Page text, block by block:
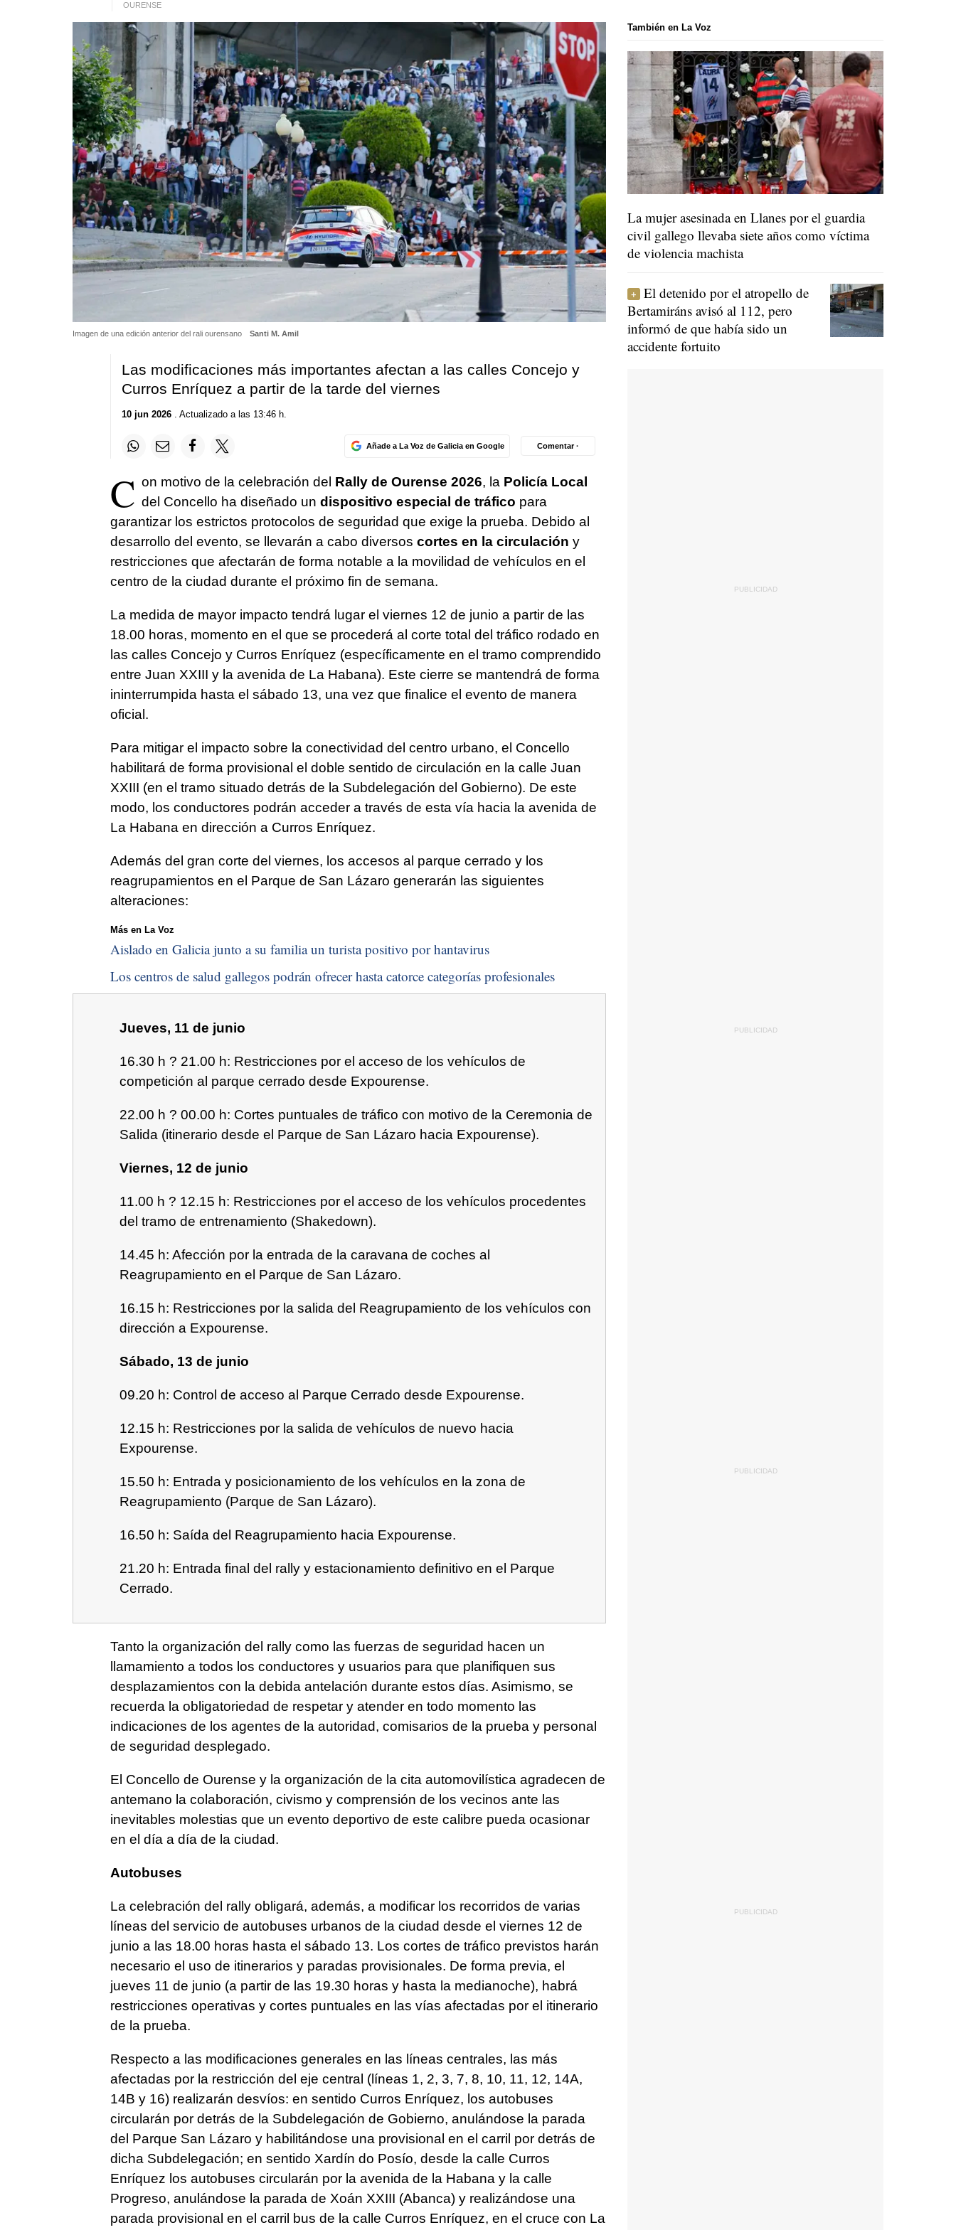
OURENSE
Imagen de una edición anterior del rali ourensano Santi M. Amil
Las modificaciones más importantes afectan a las calles Concejo y
Curros Enríquez a partir de la tarde del viernes
10 jun 2026. Actualizado a las 13:46 h.
Añade a La Voz de Galicia en Google Comentar ·
C on motivo de la celebración del Rally de Ourense 2026, la Policía Local
del Concello ha diseñado un dispositivo especial de tráfico para
garantizar los estrictos protocolos de seguridad que exige la prueba. Debido al
desarrollo del evento, se llevarán a cabo diversos cortes en la circulación y
restricciones que afectarán de forma notable a la movilidad de vehículos en el
centro de la ciudad durante el próximo fin de semana.
La medida de mayor impacto tendrá lugar el viernes 12 de junio a partir de las
18.00 horas, momento en el que se procederá al corte total del tráfico rodado en
las calles Concejo y Curros Enríquez (específicamente en el tramo comprendido
entre Juan XXIII y la avenida de La Habana). Este cierre se mantendrá de forma
ininterrumpida hasta el sábado 13, una vez que finalice el evento de manera
oficial.
Para mitigar el impacto sobre la conectividad del centro urbano, el Concello
habilitará de forma provisional el doble sentido de circulación en la calle Juan
XXIII (en el tramo situado detrás de la Subdelegación del Gobierno). De este
modo, los conductores podrán acceder a través de esta vía hacia la avenida de
La Habana en dirección a Curros Enríquez.
Además del gran corte del viernes, los accesos al parque cerrado y los
reagrupamientos en el Parque de San Lázaro generarán las siguientes
alteraciones:
Más en La Voz
Aislado en Galicia junto a su familia un turista positivo por hantavirus
Los centros de salud gallegos podrán ofrecer hasta catorce categorías profesionales
Jueves, 11 de junio
16.30 h ? 21.00 h: Restricciones por el acceso de los vehículos de
competición al parque cerrado desde Expourense.
22.00 h ? 00.00 h: Cortes puntuales de tráfico con motivo de la Ceremonia de
Salida (itinerario desde el Parque de San Lázaro hacia Expourense).
Viernes, 12 de junio
11.00 h ? 12.15 h: Restricciones por el acceso de los vehículos procedentes
del tramo de entrenamiento (Shakedown).
14.45 h: Afección por la entrada de la caravana de coches al
Reagrupamiento en el Parque de San Lázaro.
16.15 h: Restricciones por la salida del Reagrupamiento de los vehículos con
dirección a Expourense.
Sábado, 13 de junio
09.20 h: Control de acceso al Parque Cerrado desde Expourense.
12.15 h: Restricciones por la salida de vehículos de nuevo hacia
Expourense.
15.50 h: Entrada y posicionamiento de los vehículos en la zona de
Reagrupamiento (Parque de San Lázaro).
16.50 h: Saída del Reagrupamiento hacia Expourense.
21.20 h: Entrada final del rally y estacionamiento definitivo en el Parque
Cerrado.
Tanto la organización del rally como las fuerzas de seguridad hacen un
llamamiento a todos los conductores y usuarios para que planifiquen sus
desplazamientos con la debida antelación durante estos días. Asimismo, se
recuerda la obligatoriedad de respetar y atender en todo momento las
indicaciones de los agentes de la autoridad, comisarios de la prueba y personal
de seguridad desplegado.
El Concello de Ourense y la organización de la cita automovilística agradecen de
antemano la colaboración, civismo y comprensión de los vecinos ante las
inevitables molestias que un evento deportivo de este calibre pueda ocasionar
en el día a día de la ciudad.
Autobuses
La celebración del rally obligará, además, a modificar los recorridos de varias
líneas del servicio de autobuses urbanos de la ciudad desde el viernes 12 de
junio a las 18.00 horas hasta el sábado 13. Los cortes de tráfico previstos harán
necesario el uso de itinerarios y paradas provisionales. De forma previa, el
jueves 11 de junio (a partir de las 19.30 horas y hasta la medianoche), habrá
restricciones operativas y cortes puntuales en las vías afectadas por el itinerario
de la prueba.
Respecto a las modificaciones generales en las líneas centrales, las más
afectadas por la restricción del eje central (líneas 1, 2, 3, 7, 8, 10, 11, 12, 14A,
14B y 16) realizarán desvíos: en sentido Curros Enríquez, los autobuses
circularán por detrás de la Subdelegación de Gobierno, anulándose la parada
del Parque San Lázaro y habilitándose una provisional en el carril por detrás de
dicha Subdelegación; en sentido Xardín do Posío, desde la calle Curros
Enríquez los autobuses circularán por la avenida de la Habana y la calle
Progreso, anulándose la parada de Xoán XXIII (Abanca) y realizándose una
parada provisional en el carril bus de la calle Curros Enríquez, en el cruce con La
También en La Voz
La mujer asesinada en Llanes por el guardia
civil gallego llevaba siete años como víctima
de violencia machista
El detenido por el atropello de
Bertamiráns avisó al 112, pero
informó de que había sido un
accidente fortuito